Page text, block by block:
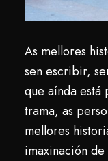
As mellores
sen escribir,
que aínda
trama, as
mellores
imaxinación de